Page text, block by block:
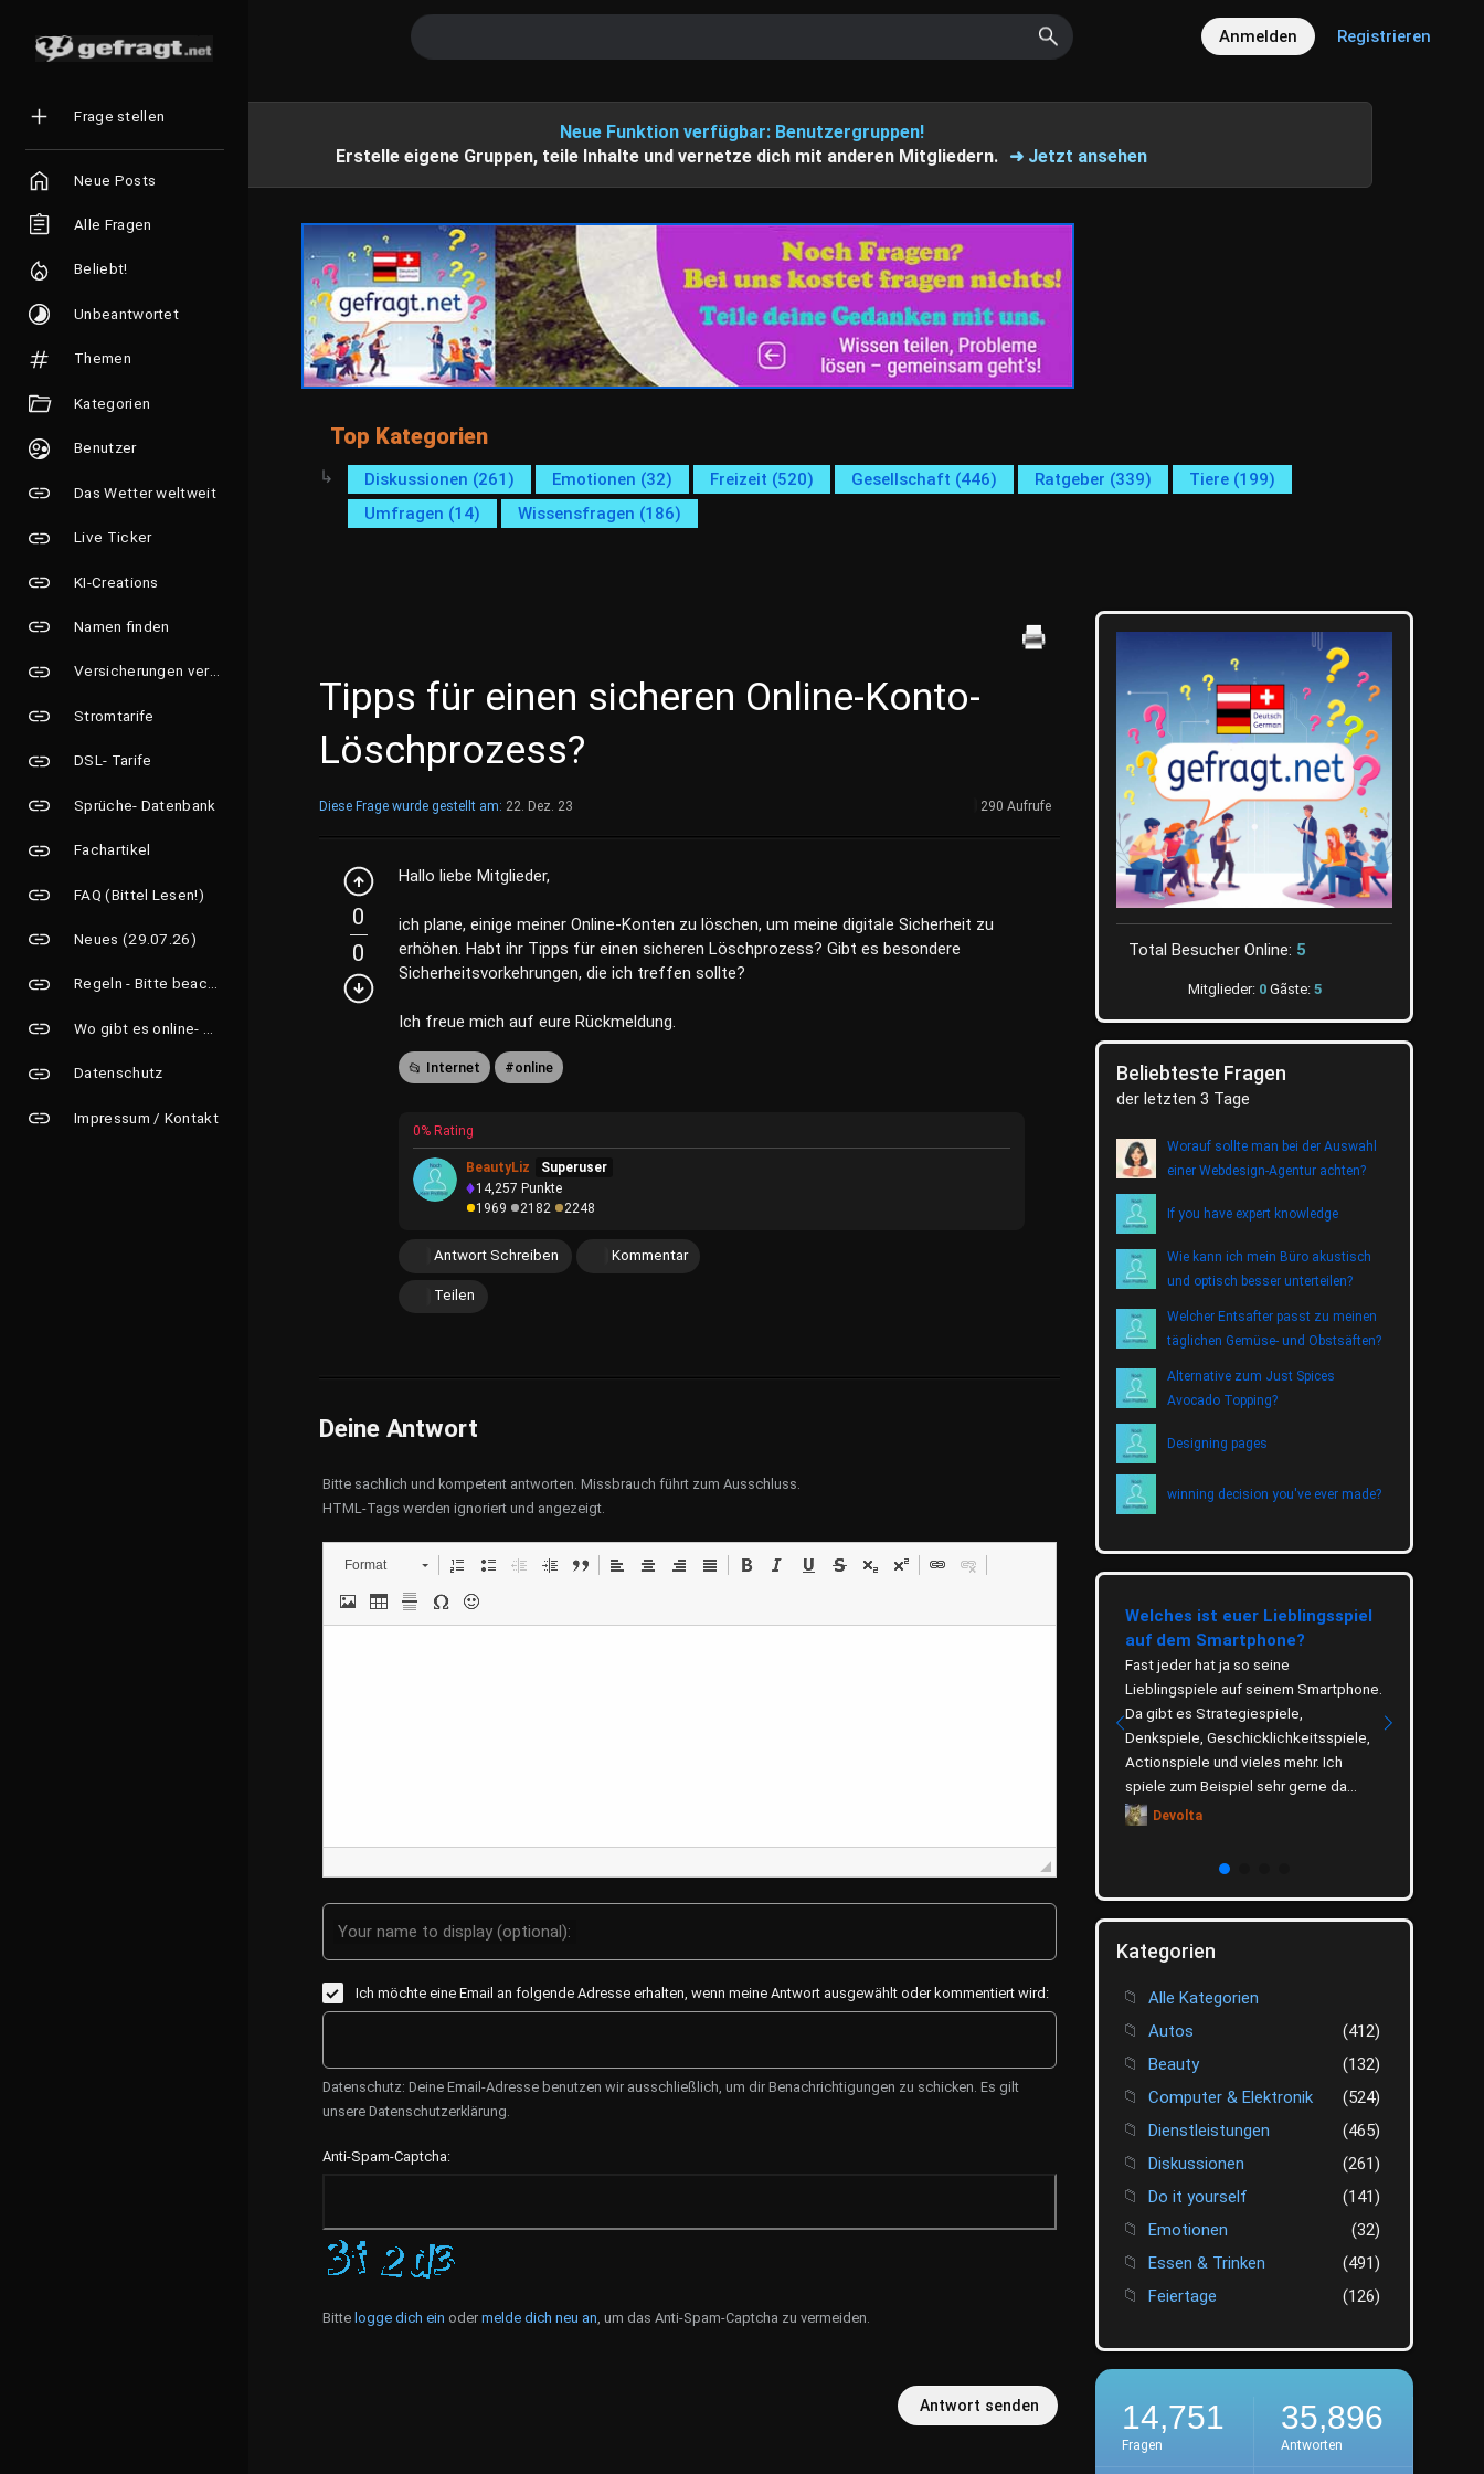
Neue Funktion verfügbar: Benutzergruppen!
Erstelle eigene Gruppen, teile Inhalte und vernetze dich mit anderen Mitgliedern. ➜ Jetzt ansehen
Anmelden Registrieren
Frage stellen
Neue Posts
Alle Fragen
Beliebt!
Unbeantwortet
Themen
Kategorien
Benutzer
Das Wetter weltweit
Live Ticker
KI-Creations
Namen finden
Versicherungen vergleichen
Stromtarife
DSL- Tarife
Sprüche- Datenbank
Fachartikel
FAQ (Bittel Lesen!)
Neues (29.07.26)
Regeln - Bitte beachten!
Wo gibt es online- Grusskarten?
Datenschutz
Impressum / Kontakt
Top Kategorien
Diskussionen (261) Emotionen (32) Freizeit (520) Gesellschaft (446) Ratgeber (339)
Tiere (199)
Umfragen (14)
Wissensfragen (186)
Tipps für einen sicheren Online-Konto-
Löschprozess?
Diese Frage wurde gestellt am: 22. Dez. 23 290 Aufrufe
0
0
Hallo liebe Mitglieder,
ich plane, einige meiner Online-Konten zu löschen, um meine digitale Sicherheit zu
erhöhen. Habt ihr Tipps für einen sicheren Löschprozess? Gibt es besondere
Sicherheitsvorkehrungen, die ich treffen sollte?
Ich freue mich auf eure Rückmeldung.
Internet online
0% Rating
BeautyLiz
Superuser
14,257 Punkte
1969
2182 2248
Antwort Schreiben Kommentar
Teilen
Deine Antwort
Bitte sachlich und kompetent antworten. Missbrauch führt zum Ausschluss.
HTML-Tags werden ignoriert und angezeigt.
Format
Your name to display (optional):
Ich möchte eine Email an folgende Adresse erhalten, wenn meine Antwort ausgewählt oder kommentiert wird:
Datenschutz: Deine Email-Adresse benutzen wir ausschließlich, um dir Benachrichtigungen zu schicken. Es gilt
unsere Datenschutzerklärung.
Anti-Spam-Captcha:
Bitte logge dich ein oder melde dich neu an, um das Anti-Spam-Captcha zu vermeiden.
Antwort senden
Total Besucher Online: 5
Mitglieder: 0Gãste: 5
Beliebteste Fragen
der letzten 3 Tage
Worauf sollte man bei der Auswahl
einer Webdesign-Agentur achten?
If you have expert knowledge
Wie kann ich mein Büro akustisch
und optisch besser unterteilen?
Welcher Entsafter passt zu meinen
täglichen Gemüse- und Obstsäften?
Alternative zum Just Spices
Avocado Topping?
Designing pages
winning decision you've ever made?
Welches ist euer Lieblingsspiel
auf dem Smartphone?
Fast jeder hat ja so seine
Lieblingspiele auf seinem Smartphone.
Da gibt es Strategiespiele,
Denkspiele, Geschicklichkeitsspiele,
Actionspiele und vieles mehr. Ich
spiele zum Beispiel sehr gerne da...
Devolta
Kategorien
Alle Kategorien
Autos
(412)
Beauty
(132)
Computer & Elektronik
(524)
Dienstleistungen
(465)
Diskussionen
(261)
Do it yourself
(141)
Emotionen
(32)
Essen & Trinken
(491)
Feiertage
(126)
Gesellschaft
(446)
14,751
Fragen
35,896
Antworten